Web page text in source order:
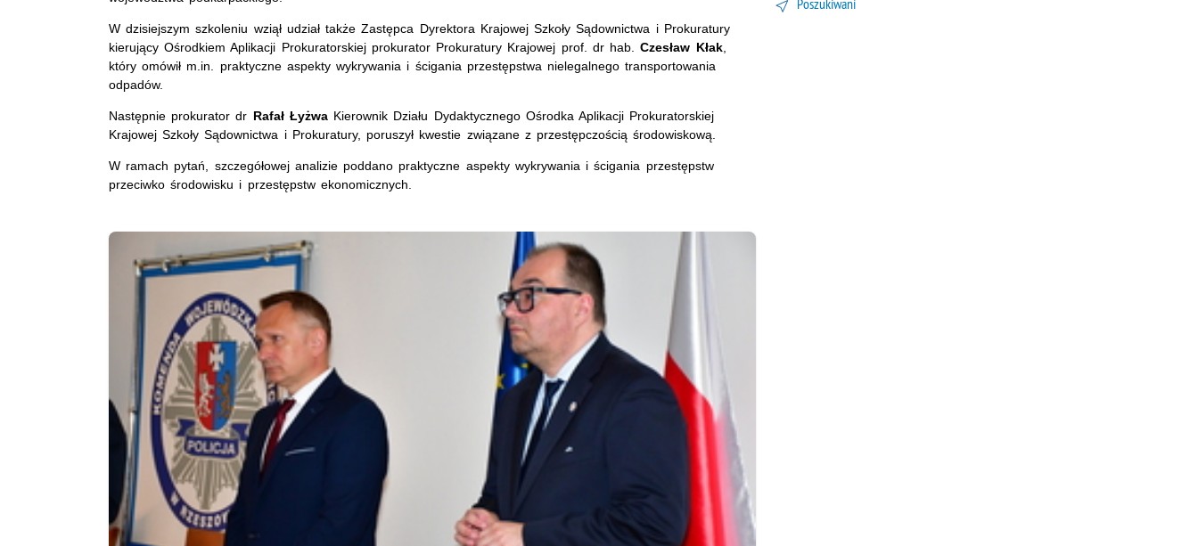
W dzisiejszym szkoleniu wziął udział także Zastępca Dyrektora Krajowej Szkoły Sądownictwa i Prokuratury
kierujący Ośrodkiem Aplikacji Prokuratorskiej prokurator Prokuratury Krajowej prof. dr hab.Czesław Kłak,
który omówił m.in. praktyczne aspekty wykrywania i ścigania przestępstwa nielegalnego transportowania
odpadów.
Następnie prokurator dr Rafał ŁyżwaKierownik Działu Dydaktycznego Ośrodka Aplikacji Prokuratorskiej
Krajowej Szkoły Sądownictwa i Prokuratury, poruszył kwestie związane z przestępczością środowiskową.
W ramach pytań, szczegółowej analizie poddano praktyczne aspekty wykrywania i ścigania przestępstw
przeciwko środowisku i przestępstw ekonomicznych.
Poszukiwani